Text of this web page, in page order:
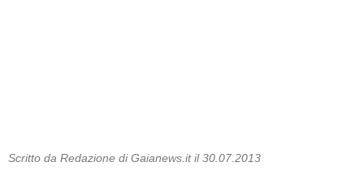
Scritto da Redazione di Gaianews.it il 30.07.2013